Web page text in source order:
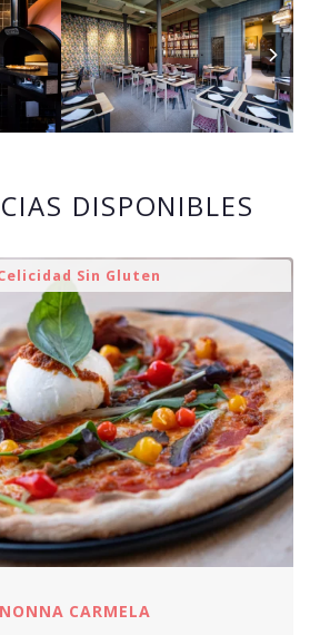
DISPONIBLES
Sin Gluten
CARMELA